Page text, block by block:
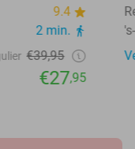
9.4
2 min.
€39,95
€27,95